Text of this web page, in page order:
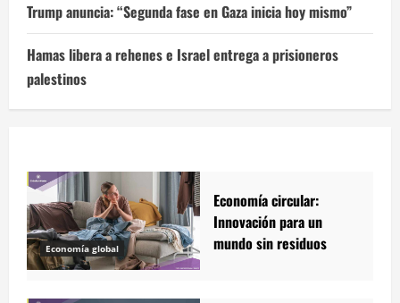
Trump anuncia: “Segunda fase en Gaza inicia hoy mismo”
Hamas libera a rehenes e Israel entrega a prisioneros
palestinos
Economía global
Economía circular:
Innovación para un
mundo sin residuos